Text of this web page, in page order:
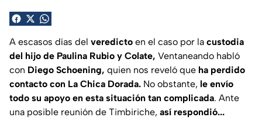
A escasos días del veredicto en el caso por la custodia
del hijo de Paulina Rubio y Colate, Ventaneando habló
con Diego Schoening, quien nos reveló que ha perdido
contacto con La Chica Dorada. No obstante, le envío
todo su apoyo en esta situación tan complicada. Ante
una posible reunión de Timbiriche, así respondió...